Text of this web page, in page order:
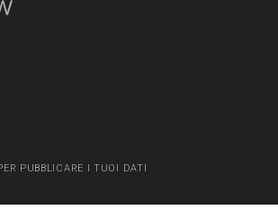
PUBBLICARE I TUOI DATI